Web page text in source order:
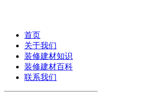
首页
关于我们
装修建材知识
装修建材百科
联系我们